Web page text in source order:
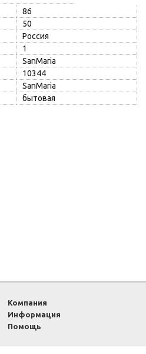
86
50
Россия
1
SanMaria
10344
SanMaria
бытовая
Компания
Информация
Помощь